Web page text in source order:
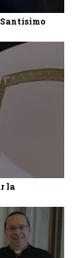
la